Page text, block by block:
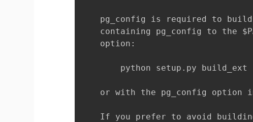
pg_config is required to build
containing pg_config to the
option:
python setup.py build_ext --
or with the pg_config option
If you prefer to avoid building